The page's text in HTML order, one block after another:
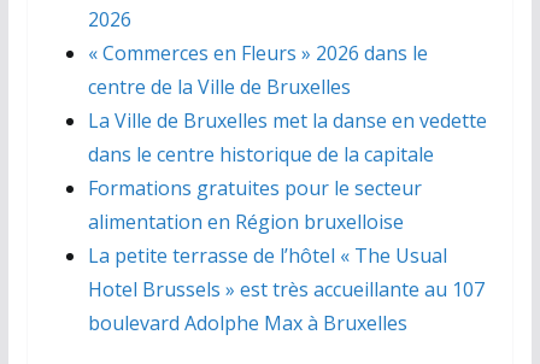
2026
« Commerces en Fleurs » 2026 dans le
centre de la Ville de Bruxelles
La Ville de Bruxelles met la danse en vedette
dans le centre historique de la capitale
Formations gratuites pour le secteur
alimentation en Région bruxelloise
La petite terrasse de l’hôtel « The Usual
Hotel Brussels » est très accueillante au 107
boulevard Adolphe Max à Bruxelles